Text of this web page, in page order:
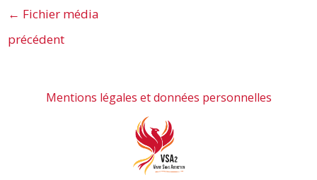
← Fichier média
précédent
Mentions légales et données personnelles